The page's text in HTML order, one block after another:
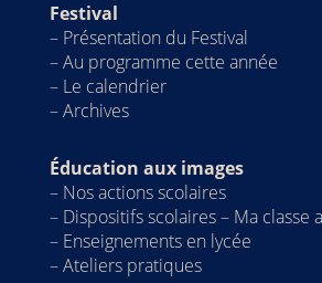
Festival
– Présentation du Festival
–Au programme cette année
– Le calendrier
–Archives
Éducation aux images
– Nos actions scolaires
– Dispositifs scolaires – Ma classe
– Enseignements en lycée
–Ateliers pratiques